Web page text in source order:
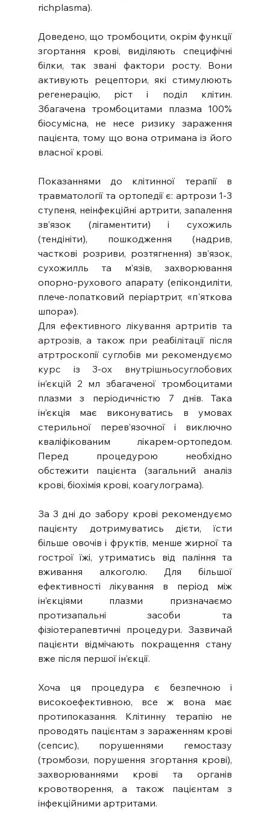
richplasma).
Доведено, що тромбоцити, окрім функції
згортання крові, виділяють специфічні
білки, так звані фактори росту. Вони
активують рецептори, які стимулюють
регенерацію, ріст і поділ клітин.
Збагачена тромбоцитами плазма 100%
біосумісна, не несе ризику зараження
пацієнта, тому що вона отримана із його
власної крові.
Показаннями до клітинної терапії в
травматології та ортопедії є: артрози 1-3
ступеня, неінфекційні артрити, запалення
зв’язок (лігаментити) і сухожиль
(тендініти), пошкодження (надрив,
часткові розриви, розтягнення) зв’язок,
сухожилль та м’язів, захворювання
опорно-рухового апарату (епікондиліти,
плече-лопатковий періартрит, «п'яткова
шпора»).
Для ефективного лікування артритів та
артрозів, а також при реабілітації після
атртроскопії суглобів ми рекомендуємо
курс із 3-ох внутрішньосуглобових
ін’єкцій 2 мл збагаченої тромбоцитами
плазми з періодичністю 7 днів. Така
ін’єкція має виконуватись в умовах
стерильної перев’язочної і виключно
кваліфікованим лікарем-ортопедом.
Перед процедурою необхідно
обстежити пацієнта (загальний аналіз
крові, біохімія крові, коагулограма).
За 3 дні до забору крові рекомендуємо
пацієнту дотримуватись дієти, їсти
більше овочів і фруктів, менше жирної та
гострої їжі, утриматись від паління та
вживання алкоголю. Для більшої
ефективності лікування в період між
ін’єкціями плазми призначаємо
протизапальні засоби та
фізіотерапевтичні процедури. Зазвичай
пацієнти відмічають покращення стану
вже після першої ін’єкції.
Хоча ця процедура є безпечною і
високоефективною, все ж вона має
протипоказання. Клітинну терапію не
проводять пацієнтам з зараженням крові
(сепсис), порушеннями гемостазу
(тромбози, порушення згортання крові),
захворюваннями крові та органів
кровотворення, а також пацієнтам з
інфекційними артритами.